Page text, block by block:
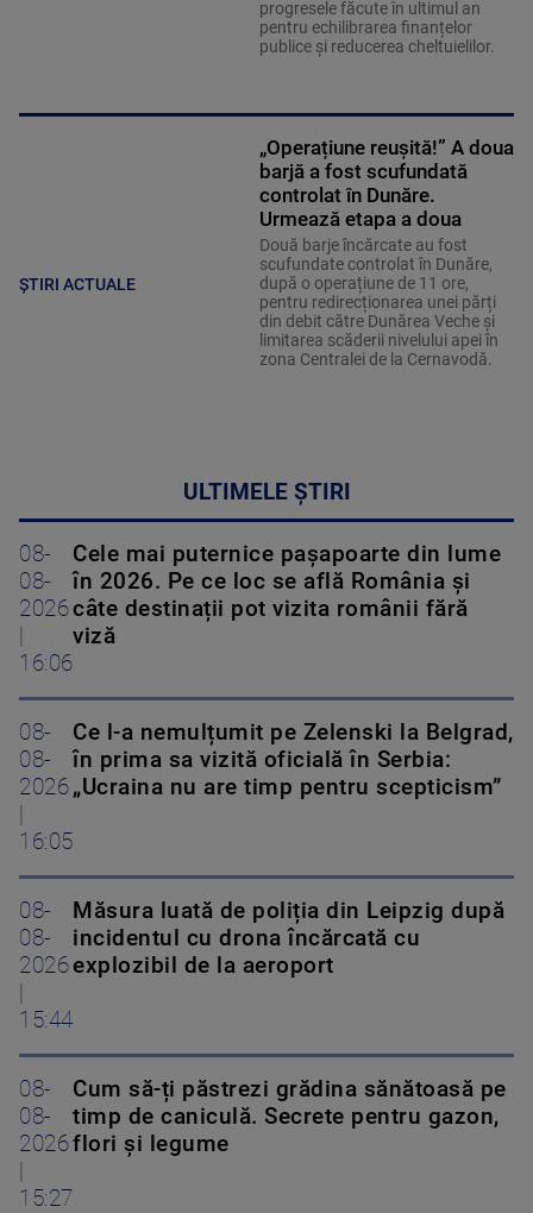
progresele făcute în ultimul an
pentru echilibrarea finanțelor
publice și reducerea cheltuielilor.
ȘTIRI ACTUALE
„Operațiune reușită!” A doua
barjă a fost scufundată
controlat în Dunăre.
Urmează etapa a doua
Două barje încărcate au fost
scufundate controlat în Dunăre,
după o operațiune de 11 ore,
pentru redirecționarea unei părți
din debit către Dunărea Veche și
limitarea scăderii nivelului apei în
zona Centralei de la Cernavodă.
ULTIMELE ȘTIRI
08-
08-
2026
|
16:06
Cele mai puternice pașapoarte din lume
în 2026. Pe ce loc se află România și
câte destinații pot vizita românii fără
viză
08-
08-
2026
|
16:05
Ce l-a nemulțumit pe Zelenski la Belgrad,
în prima sa vizită oficială în Serbia:
„Ucraina nu are timp pentru scepticism”
08-
08-
2026
|
15:44
Măsura luată de poliția din Leipzig după
incidentul cu drona încărcată cu
explozibil de la aeroport
08-
08-
2026
|
15:27
Cum să-ți păstrezi grădina sănătoasă pe
timp de caniculă. Secrete pentru gazon,
flori și legume